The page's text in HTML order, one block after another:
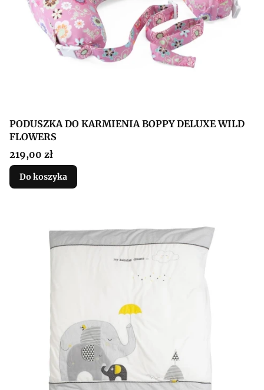
PODUSZKA DO KARMIENIA BOPPY DELUXE WILD
FLOWERS
Cena
219,00 zł
Do koszyka